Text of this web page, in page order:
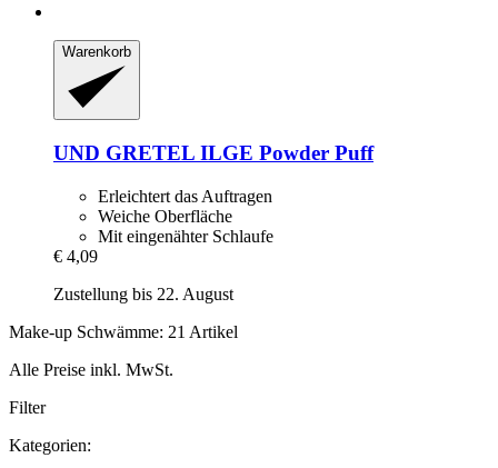
Warenkorb
UND GRETEL ILGE Powder Puff
Erleichtert das Auftragen
Weiche Oberfläche
Mit eingenähter Schlaufe
€ 4,09
Zustellung bis 22. August
Make-up Schwämme: 21 Artikel
Alle Preise inkl. MwSt.
Filter
Kategorien: